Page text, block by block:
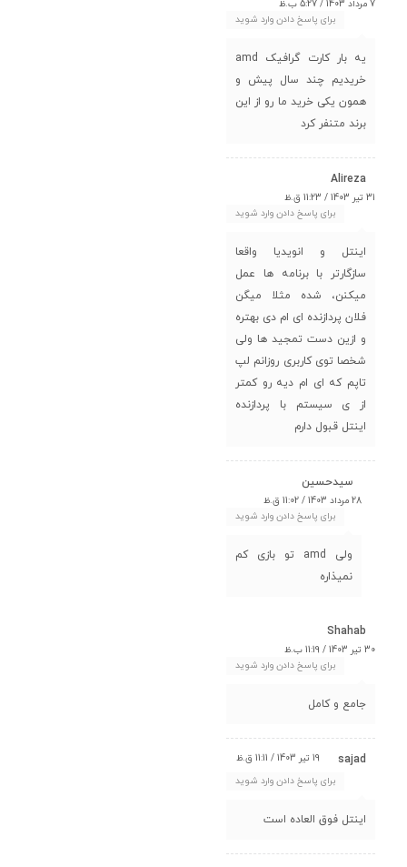
7 مرداد 1403 / 5:27 ب.ظ
برای پاسخ دادن وارد شوید
یه بار کارت گرافیک amd
خریدیم چند سال پیش و
همون یکی خرید ما رو از این
برند متنفر کرد
Alireza
31 تیر 1403 / 11:23 ق.ظ
برای پاسخ دادن وارد شوید
اینتل و انویدیا واقعا
سازگارتر با برنامه ها عمل
میکنن، شده مثلا میگن
فلان پردازنده ای ام دی بهتره
و ازین دست تمجید ها ولی
شخصا توی کاربری روزانم لپ
تاپم که ای ام دیه رو کمتر
از ی سیستم با پردازنده
اینتل قبول دارم
سیدحسین
28 مرداد 1403 / 11:02 ق.ظ
برای پاسخ دادن وارد شوید
ولی amd تو بازی کم
نمیذاره
Shahab
30 تیر 1403 / 11:19 ب.ظ
برای پاسخ دادن وارد شوید
جامع و کامل
sajad
19 تیر 1403 / 11:11 ق.ظ
برای پاسخ دادن وارد شوید
اینتل فوق العاده است